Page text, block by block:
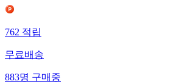
762 적립
무료배송
883명 구매중